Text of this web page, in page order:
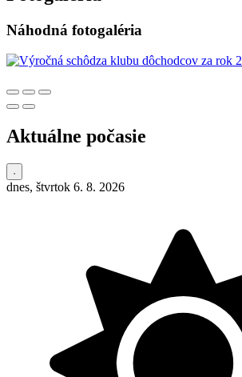
Náhodná fotogaléria
Aktuálne počasie
dnes, štvrtok 6. 8. 2026